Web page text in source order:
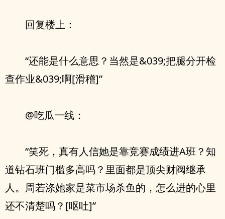
回复楼上：
“还能是什么意思？当然是&039;把腿分开检
查作业&039;啊[滑稽]”
@吃瓜一线：
“笑死，真有人信她是靠竞赛成绩进A班？知
道钻石班门槛多高吗？里面都是顶尖财阀继承
人。周若涤她家是菜市场杀鱼的，怎么进的心里
还不清楚吗？[呕吐]”